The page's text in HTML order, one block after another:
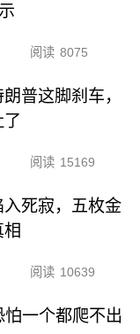
阅读 8075
普这脚刹车，
阅读 15169
死寂，五枚金
阅读 10639
一个都爬不出